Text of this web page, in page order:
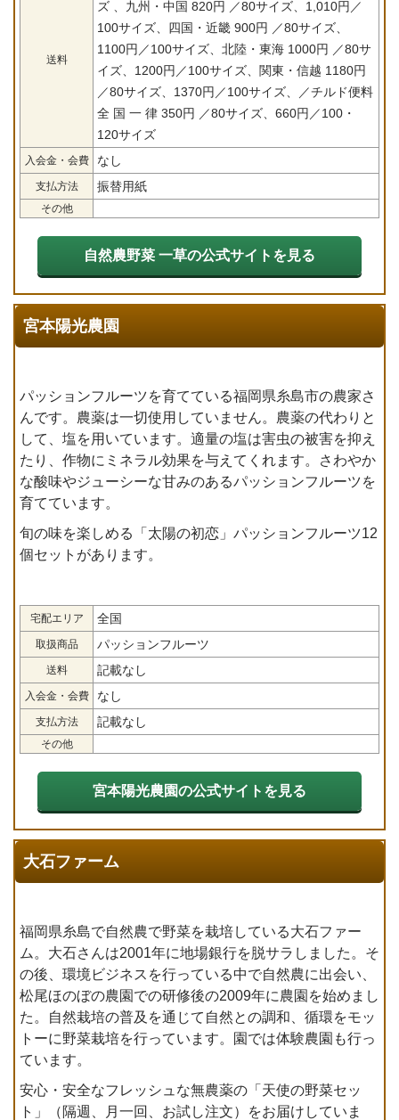
送料
ズ 、九州・中国 820円 ／80サイズ、1,010円／
100サイズ、四国・近畿 900円 ／80サイズ、
1100円／100サイズ、北陸・東海 1000円 ／80サ
イズ、1200円／100サイズ、関東・信越 1180円
／80サイズ、1370円／100サイズ、／チルド便料
全 国 一 律 350円 ／80サイズ、660円／100・
120サイズ
入会金・会費 なし
支払方法 振替用紙
その他
自然農野菜 一草の公式サイトを見る
宮本陽光農園
パッションフルーツを育てている福岡県糸島市の農家さ
んです。農薬は一切使用していません。農薬の代わりと
して、塩を用いています。適量の塩は害虫の被害を抑え
たり、作物にミネラル効果を与えてくれます。さわやか
な酸味やジューシーな甘みのあるパッションフルーツを
育てています。
旬の味を楽しめる「太陽の初恋」パッションフルーツ12
個セットがあります。
宅配エリア 全国
取扱商品 パッションフルーツ
送料 記載なし
入会金・会費 なし
支払方法 記載なし
その他
宮本陽光農園の公式サイトを見る
大石ファーム
福岡県糸島で自然農で野菜を栽培している大石ファー
ム。大石さんは2001年に地場銀行を脱サラしました。そ
の後、環境ビジネスを行っている中で自然農に出会い、
松尾ほのぼの農園での研修後の2009年に農園を始めまし
た。自然栽培の普及を通じて自然との調和、循環をモッ
トーに野菜栽培を行っています。園では体験農園も行っ
ています。
安心・安全なフレッシュな無農薬の「天使の野菜セッ
ト」（隔週、月一回、お試し注文）をお届けしていま